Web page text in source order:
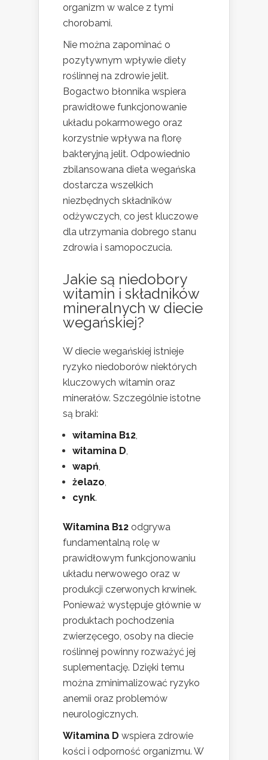
organizm w walce z tymi
chorobami.
Nie można zapominać o
pozytywnym wpływie diety
roślinnej na zdrowie jelit.
Bogactwo błonnika wspiera
prawidłowe funkcjonowanie
układu pokarmowego oraz
korzystnie wpływa na florę
bakteryjną jelit. Odpowiednio
zbilansowana dieta wegańska
dostarcza wszelkich
niezbędnych składników
odżywczych, co jest kluczowe
dla utrzymania dobrego stanu
zdrowia i samopoczucia.
Jakie są niedobory
witamin i składników
mineralnych w diecie
wegańskiej?
W diecie wegańskiej istnieje
ryzyko niedoborów niektórych
kluczowych witamin oraz
minerałów. Szczególnie istotne
są braki:
witamina B12,
witamina D,
wapń,
żelazo,
cynk.
Witamina B12 odgrywa
fundamentalną rolę w
prawidłowym funkcjonowaniu
układu nerwowego oraz w
produkcji czerwonych krwinek.
Ponieważ występuje głównie w
produktach pochodzenia
zwierzęcego, osoby na diecie
roślinnej powinny rozważyć jej
suplementację. Dzięki temu
można zminimalizować ryzyko
anemii oraz problemów
neurologicznych.
Witamina D wspiera zdrowie
kości i odporność organizmu. W